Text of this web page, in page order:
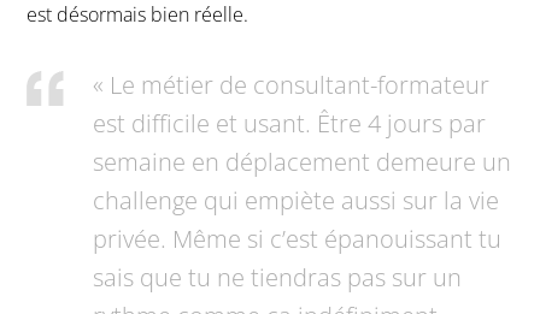
est désormais bien réelle.
« Le métier de consultant-formateur
est difficile et usant. Être 4 jours par
semaine en déplacement demeure un
challenge qui empiète aussi sur la vie
privée. Même si c’est épanouissant tu
sais que tu ne tiendras pas sur un